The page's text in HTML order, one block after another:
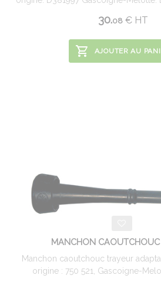
30.08 €HT
AJOUTER AU
MANCHON CAOUTCHOUC
Manchon caoutchouc trayeur
origine : 750 521, Gascoigne-